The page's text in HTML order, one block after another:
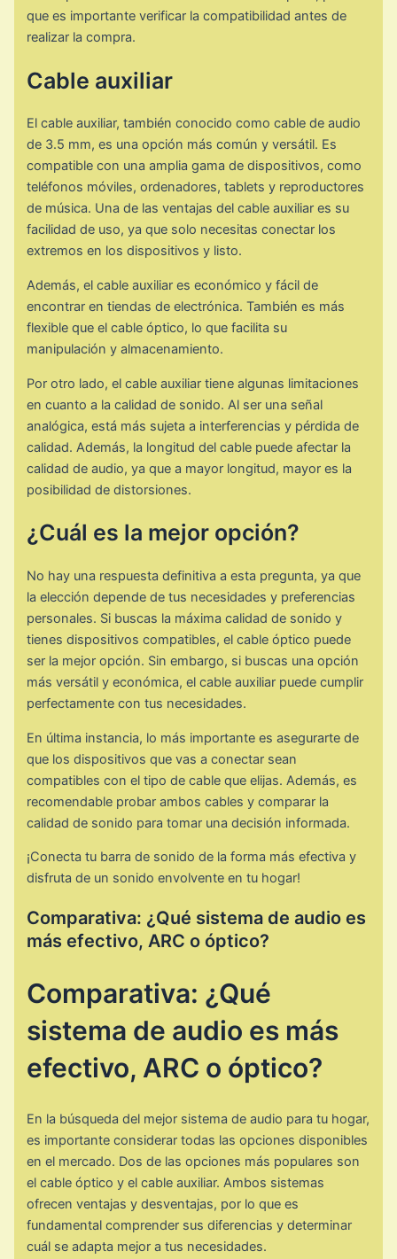
que es importante verificar la compatibilidad antes de
realizar la compra.
Cable auxiliar
El cable auxiliar, también conocido como cable de audio
de 3.5 mm, es una opción más común y versátil. Es
compatible con una amplia gama de dispositivos, como
teléfonos móviles, ordenadores, tablets y reproductores
de música. Una de las ventajas del cable auxiliar es su
facilidad de uso, ya que solo necesitas conectar los
extremos en los dispositivos y listo.
Además, el cable auxiliar es económico y fácil de
encontrar en tiendas de electrónica. También es más
flexible que el cable óptico, lo que facilita su
manipulación y almacenamiento.
Por otro lado, el cable auxiliar tiene algunas limitaciones
en cuanto a la calidad de sonido. Al ser una señal
analógica, está más sujeta a interferencias y pérdida de
calidad. Además, la longitud del cable puede afectar la
calidad de audio, ya que a mayor longitud, mayor es la
posibilidad de distorsiones.
¿Cuál es la mejor opción?
No hay una respuesta definitiva a esta pregunta, ya que
la elección depende de tus necesidades y preferencias
personales. Si buscas la máxima calidad de sonido y
tienes dispositivos compatibles, el cable óptico puede
ser la mejor opción. Sin embargo, si buscas una opción
más versátil y económica, el cable auxiliar puede cumplir
perfectamente con tus necesidades.
En última instancia, lo más importante es asegurarte de
que los dispositivos que vas a conectar sean
compatibles con el tipo de cable que elijas. Además, es
recomendable probar ambos cables y comparar la
calidad de sonido para tomar una decisión informada.
¡Conecta tu barra de sonido de la forma más efectiva y
disfruta de un sonido envolvente en tu hogar!
Comparativa: ¿Qué sistema de audio es
más efectivo, ARC o óptico?
Comparativa: ¿Qué
sistema de audio es más
efectivo, ARC o óptico?
En la búsqueda del mejor sistema de audio para tu hogar,
es importante considerar todas las opciones disponibles
en el mercado. Dos de las opciones más populares son
el cable óptico y el cable auxiliar. Ambos sistemas
ofrecen ventajas y desventajas, por lo que es
fundamental comprender sus diferencias y determinar
cuál se adapta mejor a tus necesidades.